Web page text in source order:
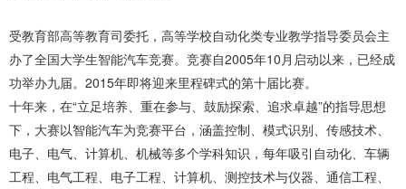
受教育部高等教育司委托，高等学校自动化类专业教学指导委员会主
办了全国大学生智能汽车竞赛。竞赛自2005年10月启动以来，已经成
功举办九届。2015年即将迎来里程碑式的第十届比赛。
十年来，在“立足培养、重在参与、鼓励探索、追求卓越”的指导思想
下，大赛以智能汽车为竞赛平台，涵盖控制、模式识别、传感技术、
电子、电气、计算机、机械等多个学科知识，每年吸引自动化、车辆
工程、电气工程、电子工程、计算机、测控技术与仪器、通信工程、